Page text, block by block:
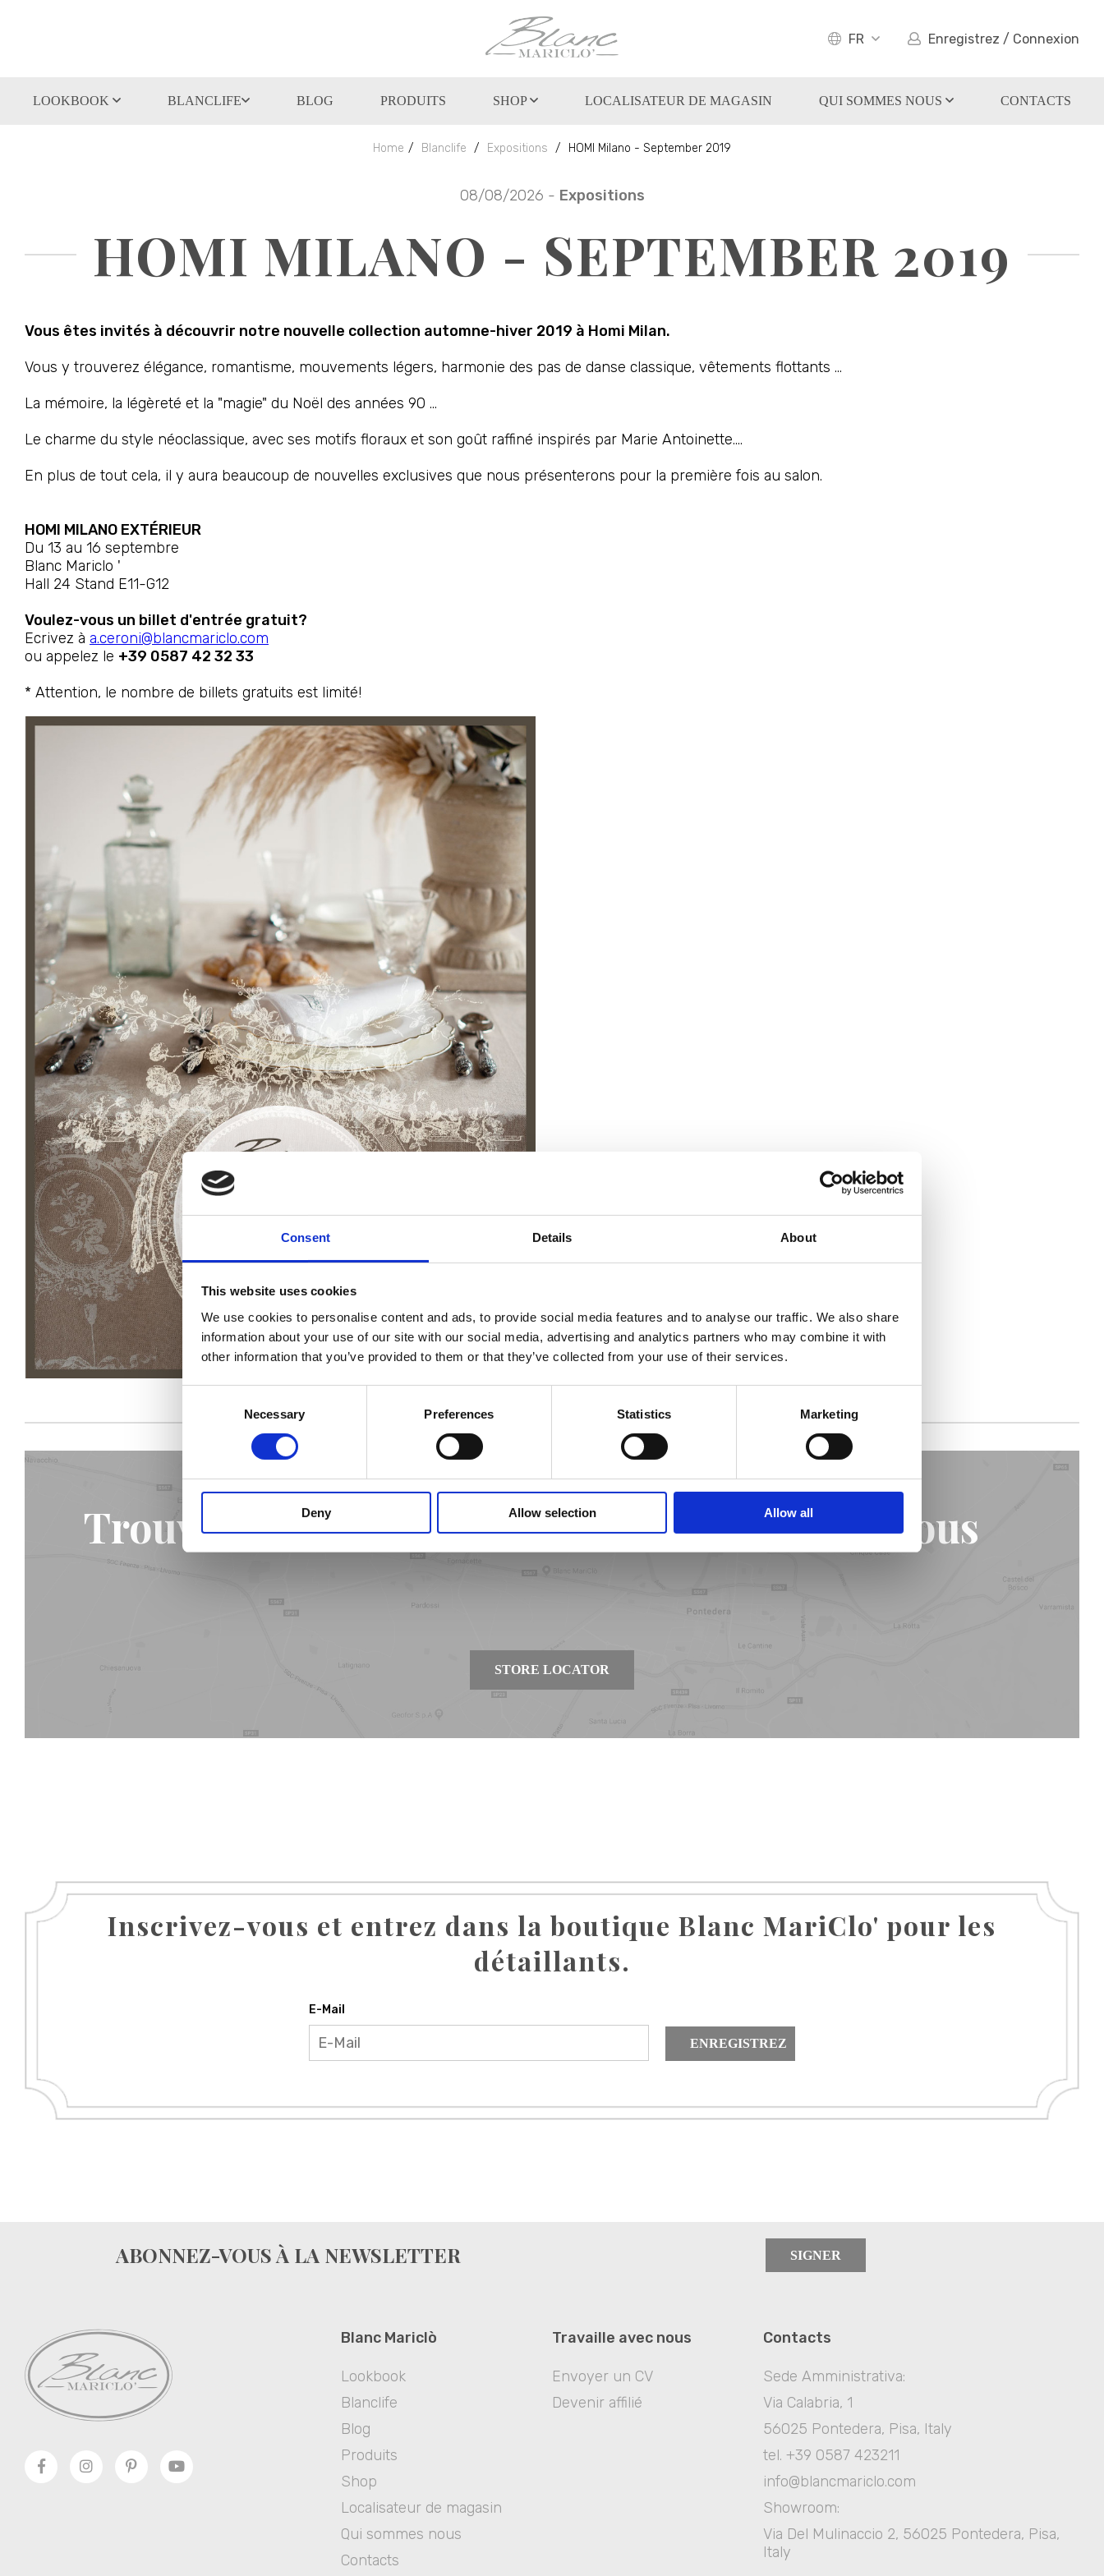
Consent Details About
This website uses cookies
We use cookies to personalise content and ads, to provide social media features and to analyse our traffic. We also share
information about your use of our site with our social media, advertising and analytics partners who may combine it with
other information that you’ve provided to them or that they’ve collected from your use of their services.
Necessary Preferences Statistics Marketing
Deny Allow selection Allow all
FR Enregistrez / Connexion
LOOKBOOK BLANCLIFE BLOG PRODUITS SHOP LOCALISATEUR DE MAGASIN QUI SOMMES NOUS CONTACTS
Home Blanclife Expositions HOMI Milano - September 2019
08/08/2026 - Expositions
HOMI MILANO - SEPTEMBER 2019
Vous êtes invités à découvrir notre nouvelle collection automne-hiver 2019 à Homi Milan.
Vous y trouverez élégance, romantisme, mouvements légers, harmonie des pas de danse classique, vêtements flottants ...
La mémoire, la légèreté et la "magie" du Noël des années 90 ...
Le charme du style néoclassique, avec ses motifs floraux et son goût raffiné inspirés par Marie Antoinette….
En plus de tout cela, il y aura beaucoup de nouvelles exclusives que nous présenterons pour la première fois au salon.
HOMI MILANO EXTÉRIEUR
Du 13 au 16 septembre
Blanc Mariclo '
Hall 24 Stand E11-G12
Voulez-vous un billet d'entrée gratuit?
Ecrivez à a.ceroni@blancmariclo.com
ou appelez le +39 0587 42 32 33
* Attention, le nombre de billets gratuits est limité!
Trouvez le magasin le plus proche de chez vous
STORE LOCATOR
Inscrivez-vous et entrez dans la boutique Blanc MariClo' pour les
détaillants.
E-Mail
ENREGISTREZ
ABONNEZ-VOUS À LA NEWSLETTER SIGNER
Blanc Mariclò
Lookbook
Blanclife
Blog
Produits
Shop
Localisateur de magasin
Qui sommes nous
Contacts
Travaille avec nous
Envoyer un CV
Devenir affilié
Contacts
Sede Amministrativa:
Via Calabria, 1
56025 Pontedera, Pisa, Italy
tel. +39 0587 423211
info@blancmariclo.com
Showroom:
Via Del Mulinaccio 2, 56025 Pontedera, Pisa,
Italy